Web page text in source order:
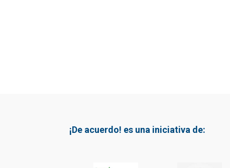
¡De acuerdo! es una iniciativa de: